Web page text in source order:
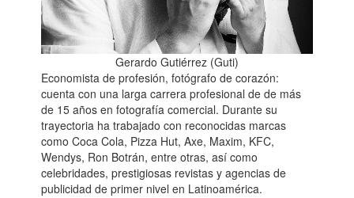
Gerardo Gutiérrez (Guti)
Economista de profesión, fotógrafo de corazón:
cuenta con una larga carrera profesional de de más
de 15 años en fotografía comercial. Durante su
trayectoria ha trabajado con reconocidas marcas
como Coca Cola, Pizza Hut, Axe, Maxim, KFC,
Wendys, Ron Botrán, entre otras, así como
celebridades, prestigiosas revistas y agencias de
publicidad de primer nivel en Latinoamérica.